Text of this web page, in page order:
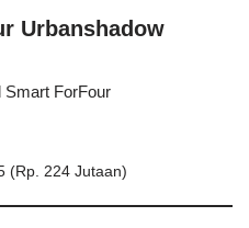
Urbanshadow
(Rp. 224 Jutaan)